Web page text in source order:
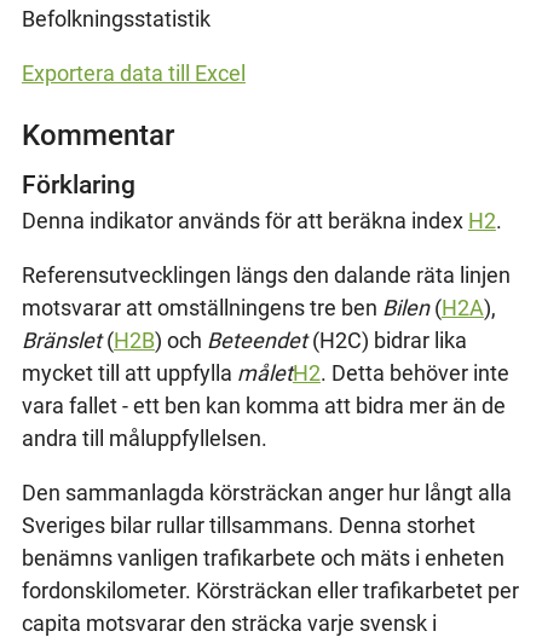
Befolkningsstatistik
Exportera data till Excel
Kommentar
Förklaring
Denna indikator används för att beräkna index H2.
Referensutvecklingen längs den dalande räta linjen
motsvarar att omställningens tre ben Bilen(H2A),
Bränslet(H2B) och Beteendet(H2C) bidrar lika
mycket till att uppfylla måletH2. Detta behöver inte
vara fallet - ett ben kan komma att bidra mer än de
andra till måluppfyllelsen.
Den sammanlagda körsträckan anger hur långt alla
Sveriges bilar rullar tillsammans. Denna storhet
benämns vanligen trafikarbete och mäts i enheten
fordonskilometer. Körsträckan eller trafikarbetet per
capita motsvarar den sträcka varje svensk i